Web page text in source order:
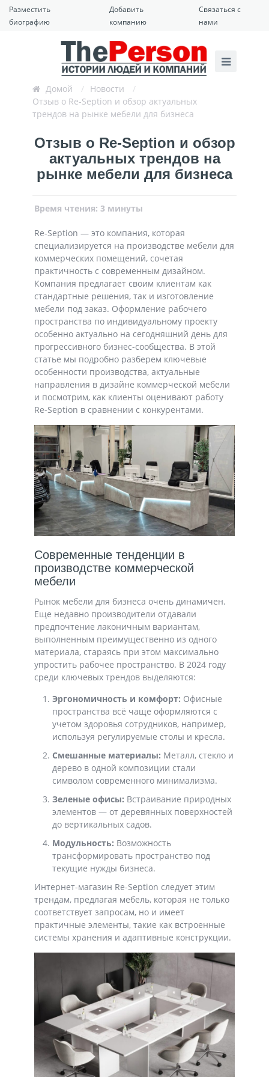
Разместить
биографию
Добавить
компанию
Связаться с
нами
Домой / Новости
/
Отзыв о Re-Seption и обзор актуальных
трендов на рынке мебели для бизнеса
Отзыв о Re-Seption и обзор
актуальных трендов на
рынке мебели для бизнеса
Время чтения: 3 минуты
Re-Seption — это компания, которая
специализируется на производстве мебели для
коммерческих помещений, сочетая
практичность с современным дизайном.
Компания предлагает своим клиентам как
стандартные решения, так и изготовление
мебели под заказ. Оформление рабочего
пространства по индивидуальному проекту
особенно актуально на сегодняшний день для
прогрессивного бизнес-сообщества. В этой
статье мы подробно разберем ключевые
особенности производства, актуальные
направления в дизайне коммерческой мебели
и посмотрим, как клиенты оценивают работу
Re-Seption в сравнении с конкурентами.
Современные тенденции в
производстве коммерческой
мебели
Рынок мебели для бизнеса очень динамичен.
Еще недавно производители отдавали
предпочтение лаконичным вариантам,
выполненным преимущественно из одного
материала, стараясь при этом максимально
упростить рабочее пространство. В 2024 году
среди ключевых трендов выделяются:
Эргономичность и комфорт: Офисные
пространства всё чаще оформляются с
учетом здоровья сотрудников, например,
используя регулируемые столы и кресла.
Смешанные материалы: Металл, стекло и
дерево в одной композиции стали
символом современного минимализма.
Зеленые офисы: Встраивание природных
элементов — от деревянных поверхностей
до вертикальных садов.
Модульность: Возможность
трансформировать пространство под
текущие нужды бизнеса.
Интернет-магазин Re-Seption следует этим
трендам, предлагая мебель, которая не только
соответствует запросам, но и имеет
практичные элементы, такие как встроенные
системы хранения и адаптивные конструкции.